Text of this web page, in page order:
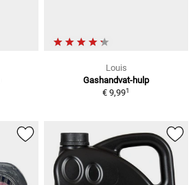
Louis
Gashandvat-hulp
€ 9,991